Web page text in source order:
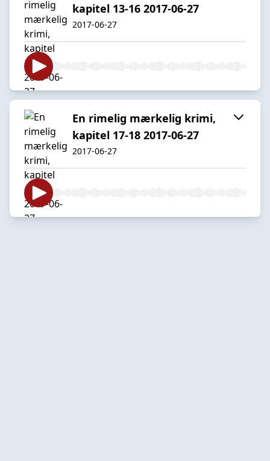
kapitel 13-16 2017-06-27
2017-06-27
En rimelig mærkelig krimi,
kapitel 17-18 2017-06-27
2017-06-27